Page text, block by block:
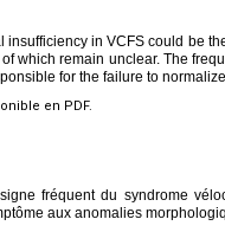
in VCFS could be
which remain unclear. The
for the failure to
en PDF.
fréquent du syndrome
aux anomalies